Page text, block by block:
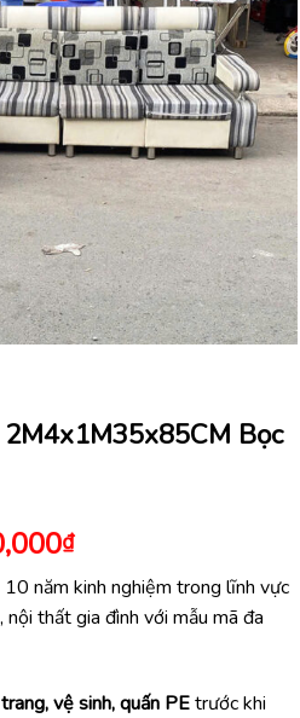
Bọc
₫Giá
hiện
tại
là:
10 năm kinh nghiệm trong lĩnh vực
thất gia đình với mẫu mã đa
vệ sinh, quấn PEtrước khi